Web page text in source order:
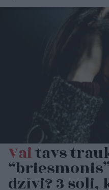
Vaitavs
dzīvi? 3 soļi,